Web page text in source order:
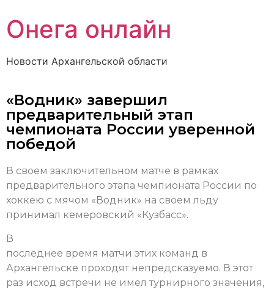
Онега онлайн
Новости Архангельской области
«Водник» завершил
предварительный этап
чемпионата России уверенной
победой
В своем заключительном матче в рамках
предварительного этапа чемпионата России по
хоккею с мячом «Водник» на своем льду
принимал кемеровский «Кузбасс».
В
последнее время матчи этих команд в
Архангельске проходят непредсказуемо. В этот
раз исход встречи не имел турнирного значения,